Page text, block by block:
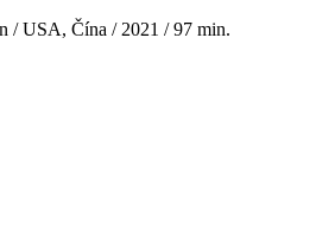
/ USA, Čína / 2021 / 97 min.